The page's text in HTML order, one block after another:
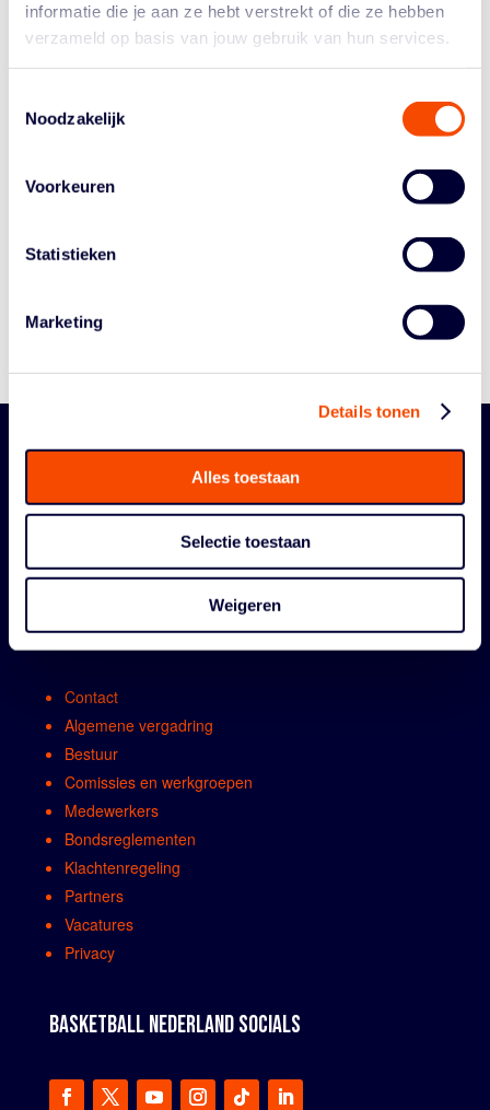
informatie die je aan ze hebt verstrekt of die ze hebben
verzameld op basis van jouw gebruik van hun services.
Noodzakelijk
Voorkeuren
Statistieken
Marketing
Details tonen
Alles toestaan
Selectie toestaan
Weigeren
Historie
Bestuur En Commissies
Reglementen
ORGANISATIE
Contact
Algemene vergadring
Bestuur
Comissies en werkgroepen
Medewerkers
Bondsreglementen
Klachtenregeling
Partners
Vacatures
Privacy
BASKETBALL NEDERLAND SOCIALS